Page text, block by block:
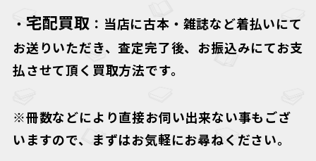
・ 宅配買取 ：当店に古本・雑誌など着払いにて
お送りいただき、査定完了後、お振込みにてお支
払させて頂く買取方法です。
※冊数などにより直接お伺い出来ない事もござ
いますので、まずはお気軽にお尋ねください。